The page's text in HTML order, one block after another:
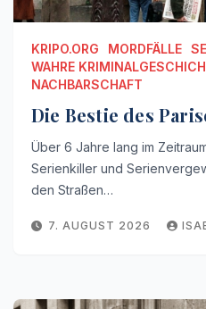
KRIPO.ORG MORDFÄLLE
WAHRE
NACHBARSCHAFT
Die Bestie des
Über 6 Jahre lang im
Serienkiller und
den Straßen…
7. AUGUST 2026